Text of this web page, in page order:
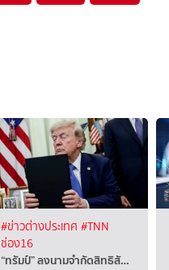
#ข่าวต่างประเทศ #TNN
ช่อง16
“ทรัมป์” ลงนามจำกัดสิทธิสั…